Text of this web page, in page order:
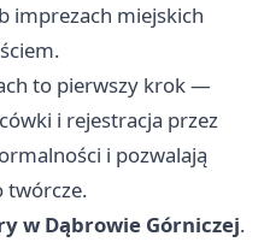
imprezach miejskich
to pierwszy krok —
i rejestracja przez
i pozwalają
twórcze.
w Dąbrowie Górniczej.